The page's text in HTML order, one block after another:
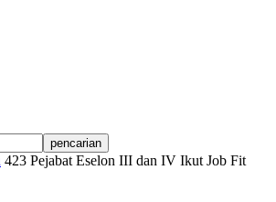
423 Pejabat Eselon III dan IV Ikut Job Fit